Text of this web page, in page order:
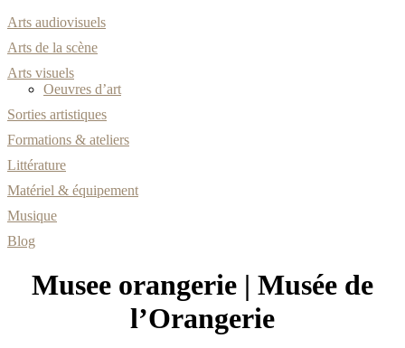
Arts audiovisuels
Arts de la scène
Arts visuels
Oeuvres d’art
Sorties artistiques
Formations & ateliers
Littérature
Matériel & équipement
Musique
Blog
Musee orangerie | Musée de
l’Orangerie